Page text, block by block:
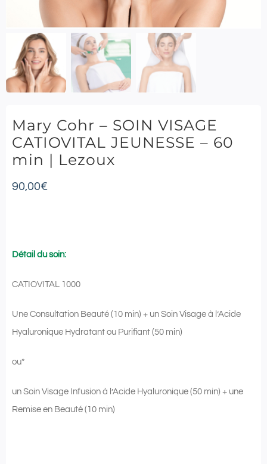
Mary Cohr – SOIN VISAGE
CATIOVITAL JEUNESSE – 60
min | Lezoux
90,00€
Détail du soin:
CATIOVITAL 1000
Une Consultation Beauté (10 min) + un Soin Visage à l’Acide
Hyaluronique Hydratant ou Purifiant (50 min)
ou*
un Soin Visage Infusion à l’Acide Hyaluronique (50 min) + une
Remise en Beauté (10 min)